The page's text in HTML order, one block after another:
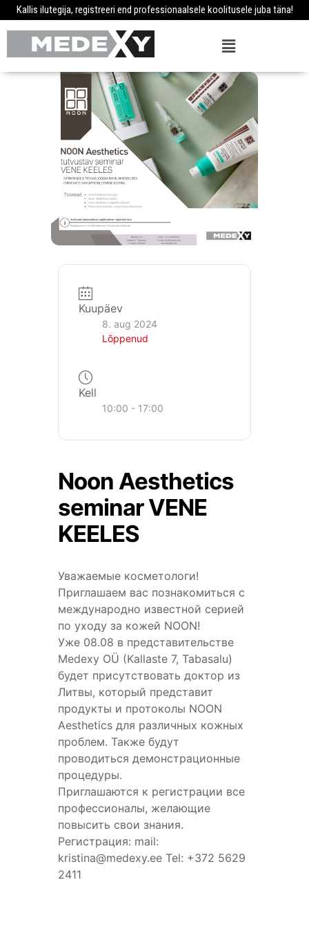
Kallis ilutegija, registreeri end professionaalsele koolitusele juba täna!
Kuupäev
8. aug 2024
Lõppenud
Kell
10:00 - 17:00
Noon Aesthetics
seminar VENE
KEELES
Уважаемые косметологи!
Приглашаем вас познакомиться с
международно известной серией
по уходу за кожей NOON!
Уже 08.08 в представительстве
Medexy OÜ (Kallaste 7, Tabasalu)
будет присутствовать доктор из
Литвы, который представит
продукты и протоколы NOON
Aesthetics для различных кожных
проблем. Также будут
проводиться демонстрационные
процедуры.
Приглашаются к регистрации все
профессионалы, желающие
повысить свои знания.
Регистрация: mail:
kristina@medexy.ee Tel: +372 5629
2411